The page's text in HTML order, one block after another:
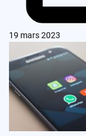
19 mars 2023